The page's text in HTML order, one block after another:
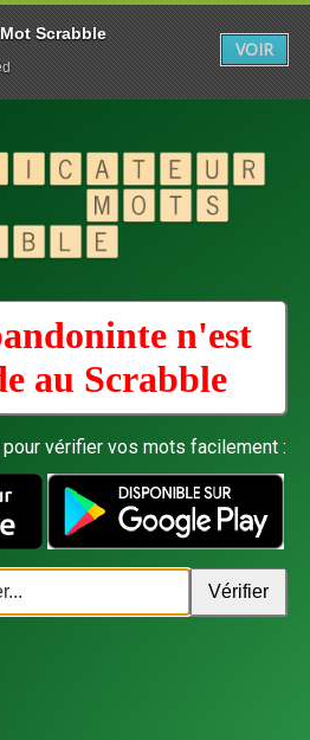
n'est
au Scrabble
vérifier vos mots facilement :
Scrabble
VOIR